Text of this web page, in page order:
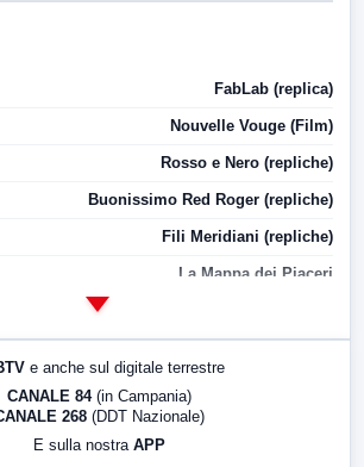
FabLab (replica)
Nouvelle Vouge (Film)
Rosso e Nero (repliche)
Buonissimo Red Roger (repliche)
Fili Meridiani (repliche)
La Mappa dei Piaceri
e anche sul digitale terrestre
CANALE 84 (in Campania)
268 (DDT Nazionale)
E sulla nostra APP